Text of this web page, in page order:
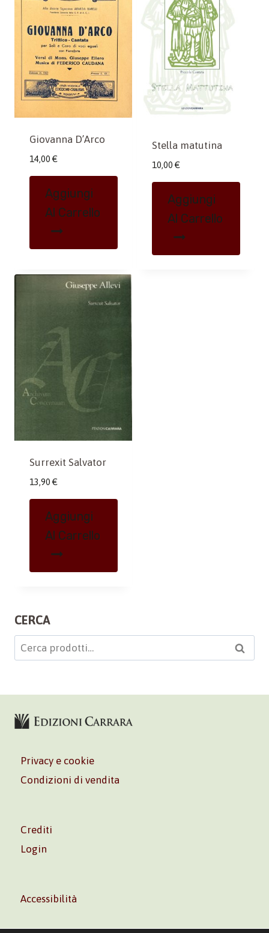
Giovanna D’Arco
14,00 €
Aggiungi
Al Carrello
Stella matutina
10,00 €
Aggiungi
Al Carrello
Surrexit Salvator
13,90 €
Aggiungi
Al Carrello
CERCA
Cerca: Cerca
Privacy e cookie
Condizioni di vendita
Crediti
Login
Accessibilità